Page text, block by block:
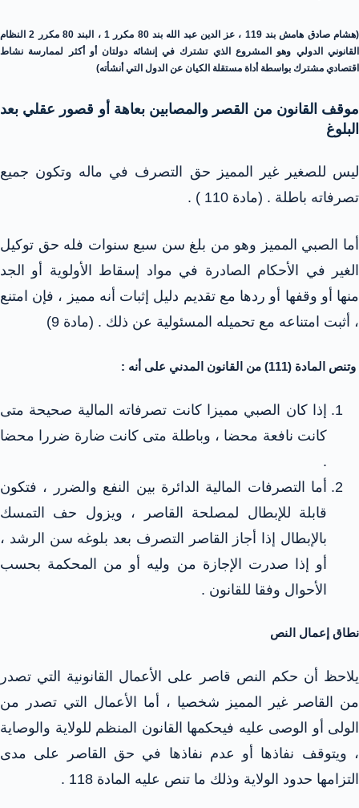
(هشام صادق هامش بند 119 ، عز الدين عبد الله بند 80 مكرر 1 ، البند 80 مكرر 2 النظام
القانوني الدولي وهو المشروع الذي تشترك في إنشائه دولتان أو أكثر لممارسة نشاط
اقتصادي مشترك بواسطة أداة مستقلة الكيان عن الدول التي أنشأته)
موقف القانون من القصر والمصابين بعاهة أو قصور عقلي بعد
البلوغ
ليس للصغير غير المميز حق التصرف في ماله وتكون جميع
تصرفاته باطلة . (مادة 110 ) .
أما الصبي المميز وهو من بلغ سن سبع سنوات فله حق توكيل
الغير في الأحكام الصادرة في مواد إسقاط الأولوية أو الجد
منها أو وقفها أو ردها مع تقديم دليل إثبات أنه مميز ، فإن امتنع
، أثبت امتناعه مع تحميله المسئولية عن ذلك . (مادة 9)
وتنص المادة (111) من القانون المدني على أنه :
إذا كان الصبي مميزا كانت تصرفاته المالية صحيحة متى
كانت نافعة محضا ، وباطلة متى كانت ضارة ضررا محضا
.
أما التصرفات المالية الدائرة بين النفع والضرر ، فتكون
قابلة للإبطال لمصلحة القاصر ، ويزول حف التمسك
بالإبطال إذا أجاز القاصر التصرف بعد بلوغه سن الرشد ،
أو إذا صدرت الإجازة من وليه أو من المحكمة بحسب
الأحوال وفقا للقانون .
نطاق إعمال النص
يلاحظ أن حكم النص قاصر على الأعمال القانونية التي تصدر
من القاصر غير المميز شخصيا ، أما الأعمال التي تصدر من
الولى أو الوصى عليه فيحكمها القانون المنظم للولاية والوصاية
، ويتوقف نفاذها أو عدم نفاذها في حق القاصر على مدى
التزامها حدود الولاية وذلك ما تنص عليه المادة 118 .